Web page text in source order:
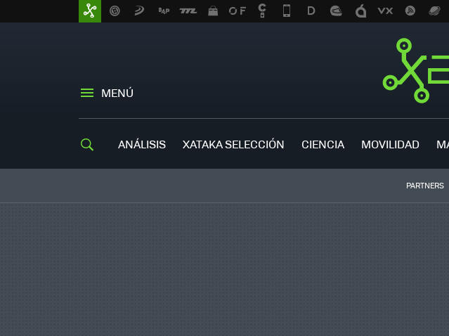
MENÚ
ANÁLISIS XATAKA SELECCIÓN CIENCIA MOVILIDAD
PARTNERS